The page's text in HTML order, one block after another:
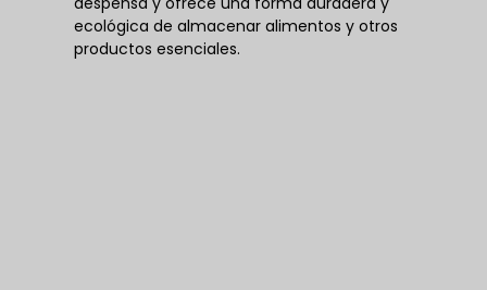
ecológica de almacenar alimentos y otros
productos esenciales.